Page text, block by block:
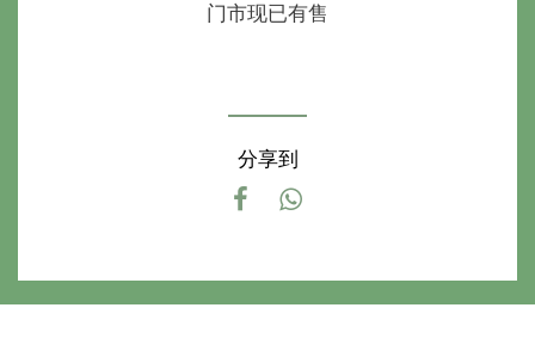
门市现已有售
分享到